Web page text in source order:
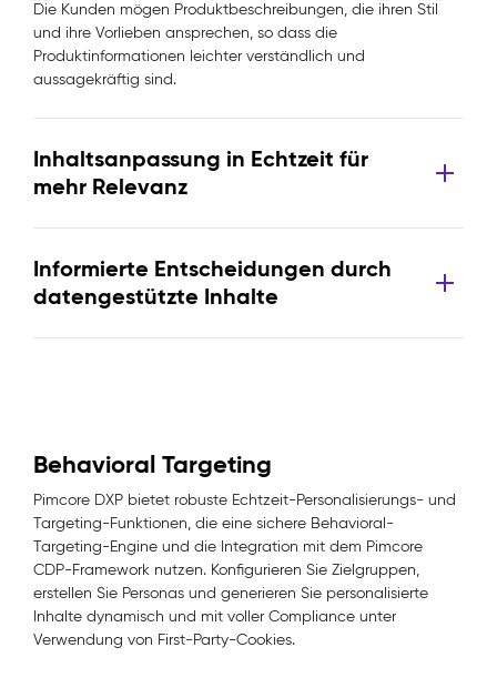
Die Kunden mögen Produktbeschreibungen, die ihren Stil
und ihre Vorlieben ansprechen, so dass die
Produktinformationen leichter verständlich und
aussagekräftig sind.
Inhaltsanpassung in Echtzeit für
mehr Relevanz
Informierte Entscheidungen durch
datengestützte Inhalte
Behavioral Targeting
Pimcore DXP bietet robuste Echtzeit-Personalisierungs- und
Targeting-Funktionen, die eine sichere Behavioral-
Targeting-Engine und die Integration mit dem Pimcore
CDP-Framework nutzen. Konfigurieren Sie Zielgruppen,
erstellen Sie Personas und generieren Sie personalisierte
Inhalte dynamisch und mit voller Compliance unter
Verwendung von First-Party-Cookies.